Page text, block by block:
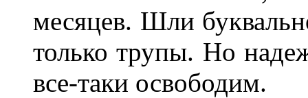
месяцев. Шли
только трупы. Но
все-таки освободим.